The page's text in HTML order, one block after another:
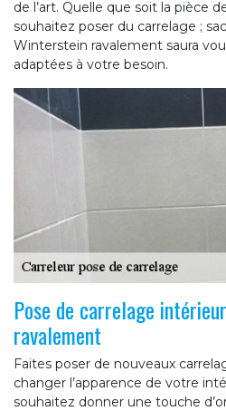
de l’art. Quelle que soit la pièce
souhaitez poser du carrelage ;
Winterstein ravalement saura
adaptées à votre besoin.
Pose de carrelage
ravalement
Faites poser de nouveaux
changer l’apparence de votre
souhaitez donner une touche